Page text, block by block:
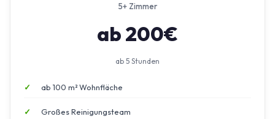
5+ Zimmer
ab 200€
ab 5 Stunden
ab 100 m² Wohnfläche
Großes Reinigungsteam